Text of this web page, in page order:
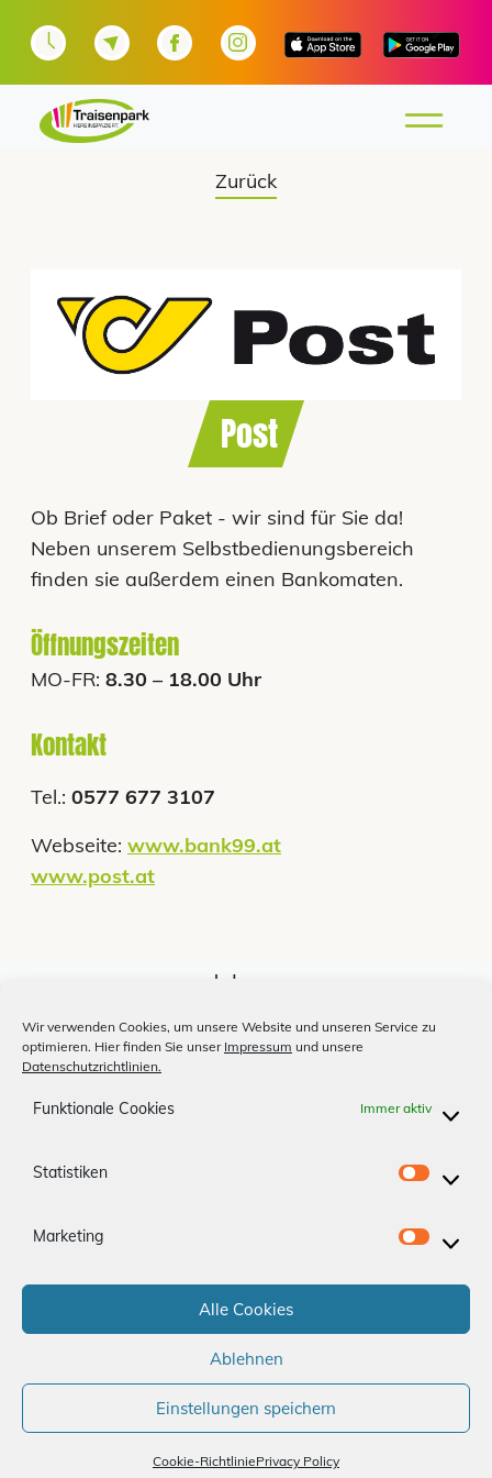
Wir verwenden Cookies, um unsere Website und unseren Service zu
optimieren. Hier finden Sie unser Impressum und unsere
Datenschutzrichtlinien.
Funktionale Cookies Immer aktiv
Statistiken
t
s
k
Marketing
M
a
k
i
Alle Cookies
Ablehnen
Einstellungen speichern
Cookie-RichtliniePrivacy Policy
Zurück
Post
Ob Brief oder Paket - wir sind für Sie da!
Neben unserem Selbstbedienungsbereich
finden sie außerdem einen Bankomaten.
Öffnungszeiten
MO-FR: 8.30 – 18.00 Uhr
Kontakt
Tel.: 0577 677 3107
Webseite: www.bank99.at
www.post.at
Jobs
Unsere Medien
Billardclub
App-AGBs
Kontakt
Folge uns